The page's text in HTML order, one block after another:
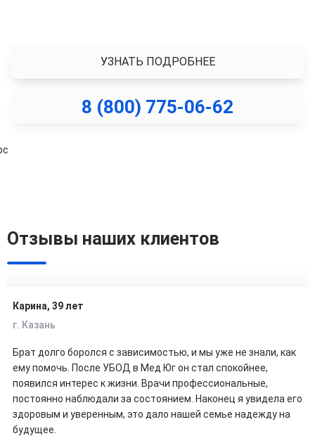
УЗНАТЬ ПОДРОБНЕЕ
8 (800) 775-06-62
Клинический
Отзывы наших клиентов
Карина, 39 лет
г. Казань
Брат долго боролся с зависимостью, и мы уже не знали, как
ему помочь. После УБОД в Мед Юг он стал спокойнее,
появился интерес к жизни. Врачи профессиональные,
постоянно наблюдали за состоянием. Наконец я увидела его
здоровым и уверенным, это дало нашей семье надежду на
будущее.